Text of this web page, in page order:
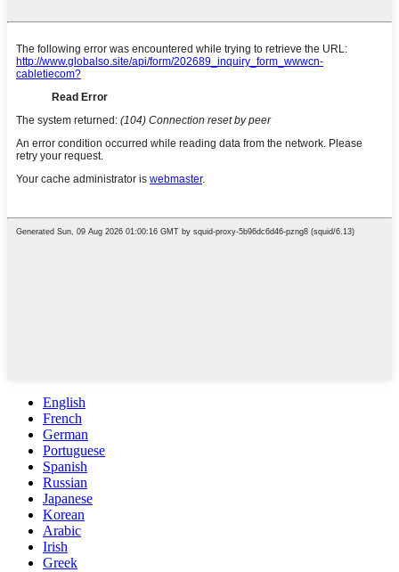
English
French
German
Portuguese
Spanish
Russian
Japanese
Korean
Arabic
Irish
Greek